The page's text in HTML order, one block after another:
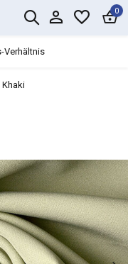
0
Verhältnis
Khaki